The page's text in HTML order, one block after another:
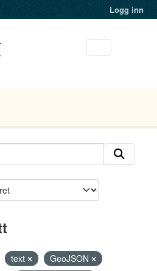
Logg inn
text
GeoJSON